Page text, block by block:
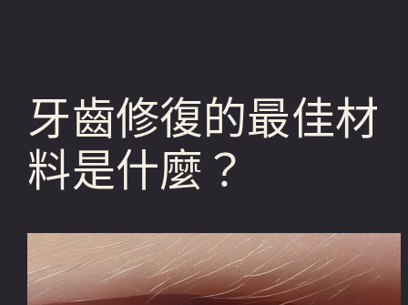
牙齒修復的最佳材
料是什麼？